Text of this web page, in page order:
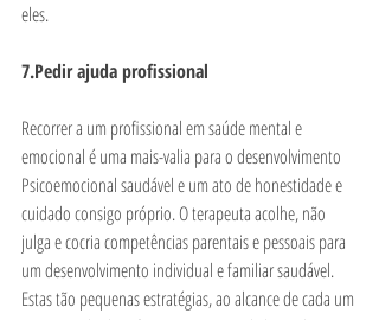
eles.
7.Pedir ajuda profissional
Recorrer a um profissional em saúde mental e
emocional é uma mais-valia para o desenvolvimento
Psicoemocional saudável e um ato de honestidade e
cuidado consigo próprio. O terapeuta acolhe, não
julga e cocria competências parentais e pessoais para
um desenvolvimento individual e familiar saudável.
Estas tão pequenas estratégias, ao alcance de cada um